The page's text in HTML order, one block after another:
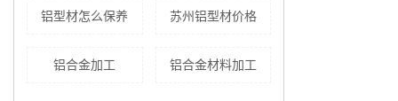
铝型材怎么保养 苏州铝型材价格
铝合金加工 铝合金材料加工